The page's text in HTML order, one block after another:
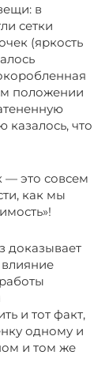
в
сетки
(яркость
положении
казалось, что
— это совсем
как мы
доказывает
и тот факт,
одному и
и том же